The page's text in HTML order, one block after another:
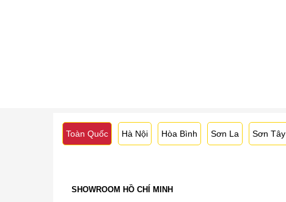
Toàn Quốc Hà Nội Hòa Bình Sơn La Sơn Tây
SHOWROOM HỒ CHÍ MINH